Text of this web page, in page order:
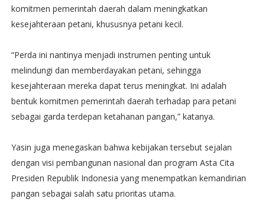
komitmen pemerintah daerah dalam meningkatkan
kesejahteraan petani, khususnya petani kecil.
“Perda ini nantinya menjadi instrumen penting untuk
melindungi dan memberdayakan petani, sehingga
kesejahteraan mereka dapat terus meningkat. Ini adalah
bentuk komitmen pemerintah daerah terhadap para petani
sebagai garda terdepan ketahanan pangan,” katanya.
Yasin juga menegaskan bahwa kebijakan tersebut sejalan
dengan visi pembangunan nasional dan program Asta Cita
Presiden Republik Indonesia yang menempatkan kemandirian
pangan sebagai salah satu prioritas utama.